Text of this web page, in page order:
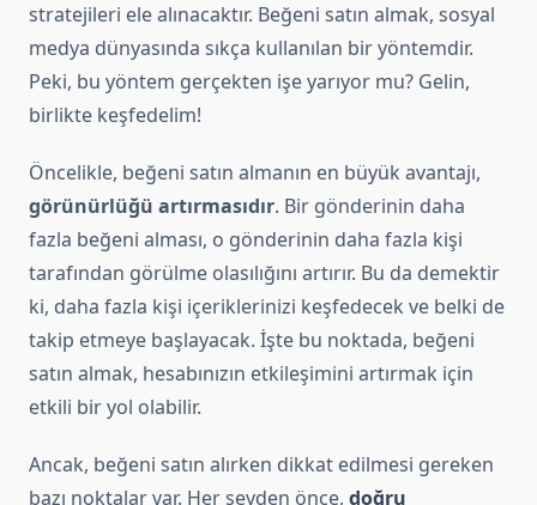
stratejileri ele alınacaktır. Beğeni satın almak, sosyal
medya dünyasında sıkça kullanılan bir yöntemdir.
Peki, bu yöntem gerçekten işe yarıyor mu? Gelin,
birlikte keşfedelim!
Öncelikle, beğeni satın almanın en büyük avantajı,
görünürlüğü artırmasıdır. Bir gönderinin daha
fazla beğeni alması, o gönderinin daha fazla kişi
tarafından görülme olasılığını artırır. Bu da demektir
ki, daha fazla kişi içeriklerinizi keşfedecek ve belki de
takip etmeye başlayacak. İşte bu noktada, beğeni
satın almak, hesabınızın etkileşimini artırmak için
etkili bir yol olabilir.
Ancak, beğeni satın alırken dikkat edilmesi gereken
bazı noktalar var. Her şeyden önce, doğru